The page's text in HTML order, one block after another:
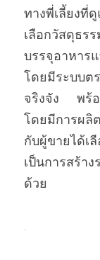
ทางพี่เลี้ยงที่
เลือกวัสดุธร
บรรจุอาหาร
โดยมีระบบต
จริงจัง พร้อ
โดยมีการผลิ
กับผู้ขายได้
เป็นการสร้า
ด้วย